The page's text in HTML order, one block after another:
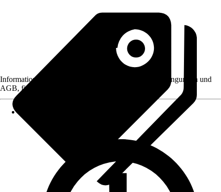
Informationen des Verkäufers, wie z. B. Rückgabebedingungen und
AGB, finden Sie bei Klick auf den Verkäufernamen.